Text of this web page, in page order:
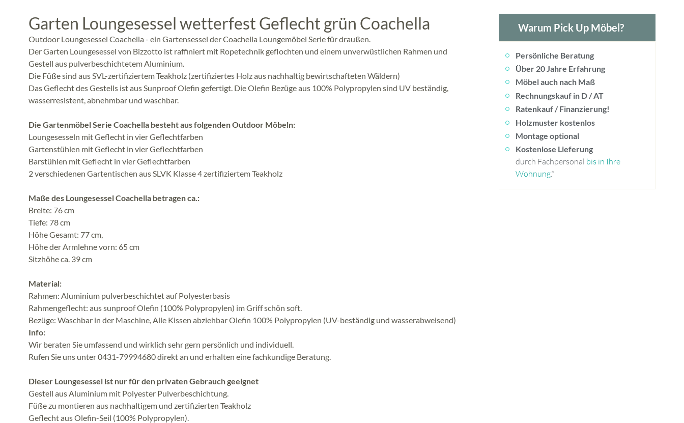
Garten Loungesessel wetterfest Geflecht grün Coachella
Outdoor Loungesessel Coachella - ein Gartensessel der Coachella Loungemöbel Serie für draußen.
Der Garten Loungesessel von Bizzotto ist raffiniert mit Ropetechnik geflochten und einem unverwüstlichen Rahmen und
Gestell aus pulverbeschichtetem Aluminium.
Die Füße sind aus SVL-zertifiziertem Teakholz (zertifiziertes Holz aus nachhaltig bewirtschafteten Wäldern)
Das Geflecht des Gestells ist aus Sunproof Olefin gefertigt. Die Olefin Bezüge aus 100% Polypropylen sind UV beständig,
wasserresistent, abnehmbar und waschbar.
Die Gartenmöbel Serie Coachella besteht aus folgenden Outdoor Möbeln:
Loungesesseln mit Geflecht in vier Geflechtfarben
Gartenstühlen mit Geflecht in vier Geflechtfarben
Barstühlen mit Geflecht in vier Geflechtfarben
2 verschiedenen Gartentischen aus SLVK Klasse 4 zertifiziertem Teakholz
Maße des Loungesessel Coachella betragen ca.:
Breite: 76 cm
Tiefe: 78 cm
Höhe Gesamt: 77 cm,
Höhe der Armlehne vorn: 65 cm
Sitzhöhe ca. 39 cm
Material:
Rahmen: Aluminium pulverbeschichtet auf Polyesterbasis
Rahmengeflecht: aus sunproof Olefin (100% Polypropylen) im Griff schön soft.
Bezüge: Waschbar in der Maschine, Alle Kissen abziehbar Olefin 100% Polypropylen (UV-beständig und wasserabweisend)
Info:
Wir beraten Sie umfassend und wirklich sehr gern persönlich und individuell.
Rufen Sie uns unter 0431-79994680 direkt an und erhalten eine fachkundige Beratung.
Dieser Loungesessel ist nur für den privaten Gebrauch geeignet
Gestell aus Aluminium mit Polyester Pulverbeschichtung.
Füße zu montieren aus nachhaltigem und zertifizierten Teakholz
Geflecht aus Olefin-Seil (100% Polypropylen).
Warum Pick Up Möbel?
Persönliche Beratung
Über 20 Jahre Erfahrung
Möbel auch nach Maß
Rechnungskauf in D / AT
Ratenkauf / Finanzierung!
Holzmuster kostenlos
Montage optional
Kostenlose Lieferung
durch Fachpersonal bis in Ihre
Wohnung.*